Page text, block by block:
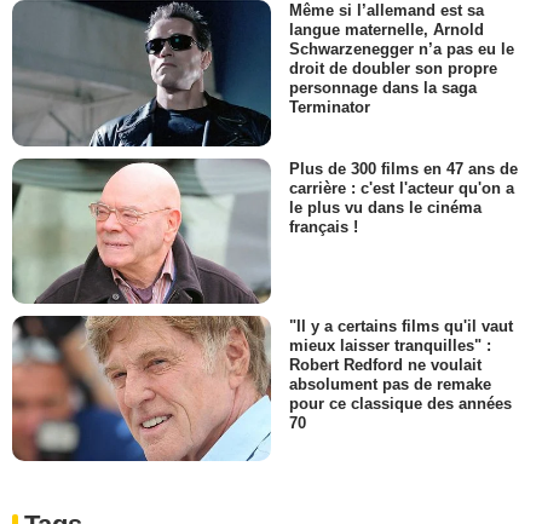
Même si l’allemand est sa
langue maternelle, Arnold
Schwarzenegger n’a pas eu le
droit de doubler son propre
personnage dans la saga
Terminator
Plus de 300 films en 47 ans de
carrière : c'est l'acteur qu'on a
le plus vu dans le cinéma
français !
"Il y a certains films qu'il vaut
mieux laisser tranquilles" :
Robert Redford ne voulait
absolument pas de remake
pour ce classique des années
70